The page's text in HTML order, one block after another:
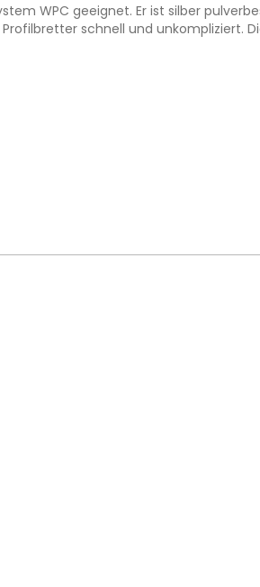
WPC geeignet. Er ist silber
schnell und unkompliziert.